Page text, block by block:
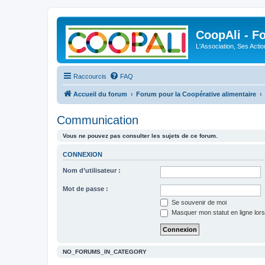
CoopAli -
L'Association, Ses
Raccourcis FAQ
Accueil du forum Forum pour la Coopérative alimentaire
Communication
Vous ne pouvez pas consulter les sujets de ce forum.
CONNEXION
Nom d’utilisateur :
Mot de passe :
Se souvenir de moi
Masquer mon statut en ligne
NO_FORUMS_IN_CATEGORY